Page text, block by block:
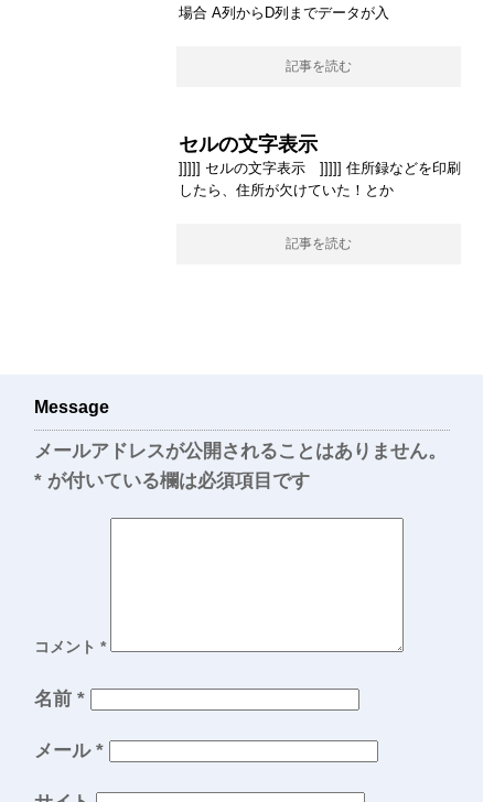
場合 A列からD列までデータが入
記事を読む
セルの文字表示
]]]]] セルの文字表示 ]]]]] 住所録などを印刷
したら、住所が欠けていた！とか
記事を読む
Message
メールアドレスが公開されることはありません。
* が付いている欄は必須項目です
コメント *
名前 *
メール *